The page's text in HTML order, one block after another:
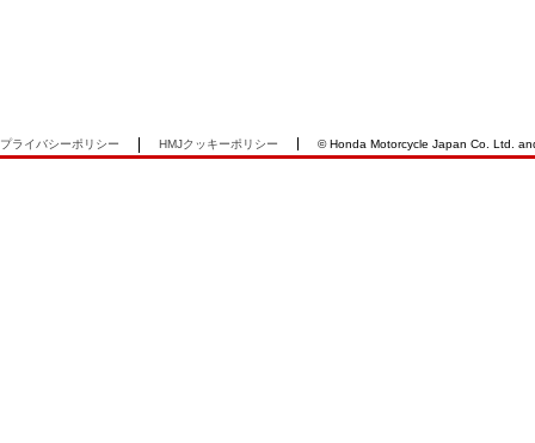
プライバシーポリシー HMJクッキーポリシー © Honda Motorcycle Japan Co. Ltd.